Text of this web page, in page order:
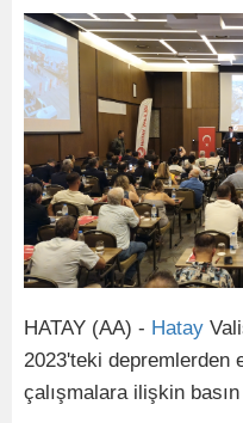
HATAY (AA) - Hatay
2023'teki depremlerden
çalışmalara ilişkin